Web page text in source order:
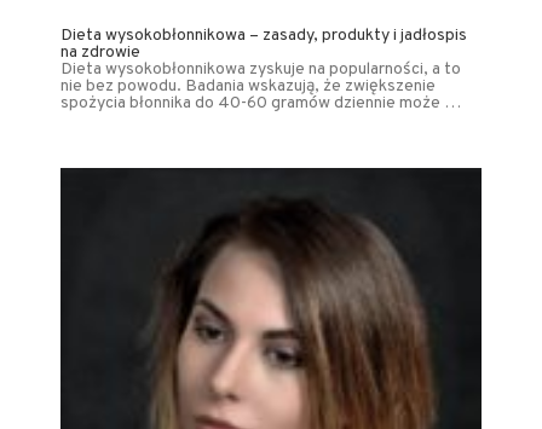
Dieta wysokobłonnikowa – zasady, produkty i jadłospis
na zdrowie
Dieta wysokobłonnikowa zyskuje na popularności, a to
nie bez powodu. Badania wskazują, że zwiększenie
spożycia błonnika do 40-60 gramów dziennie może …